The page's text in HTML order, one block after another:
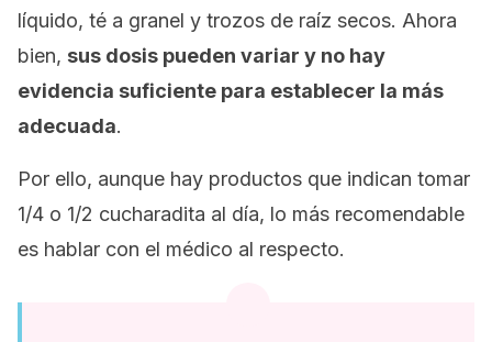
líquido, té a granel y trozos de raíz secos. Ahora
bien, sus dosis pueden variar y no hay
evidencia suficiente para establecer la más
adecuada.
Por ello, aunque hay productos que indican tomar
1/4 o 1/2 cucharadita al día, lo más recomendable
es hablar con el médico al respecto.